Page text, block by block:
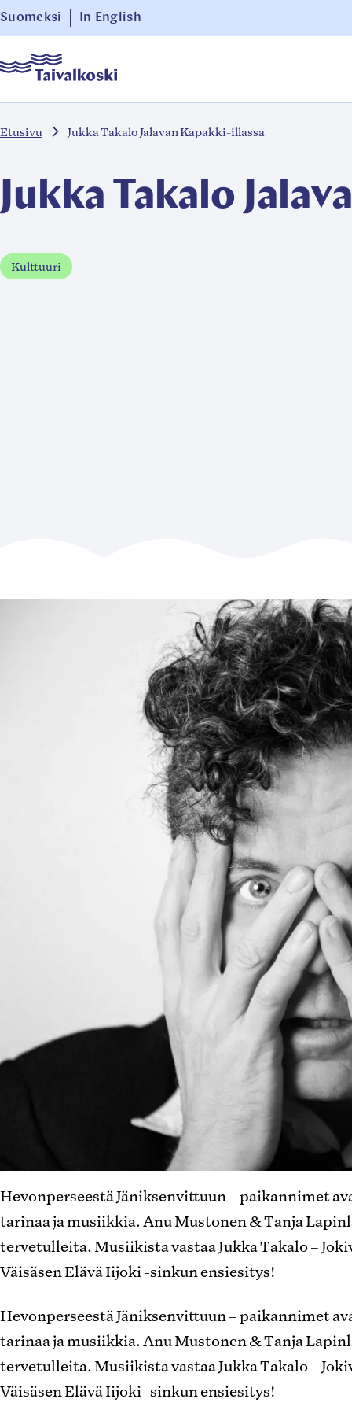
Siirry
sisältöön
Suomeksi In English
Taivalkoski
Etusivu Jukka Takalo Jalavan Kapakki-illassa
Jukka Takalo
Kulttuuri
Hevonperseestä Jäniksenvittuun – paikannimet
tarinaa ja musiikkia. Anu Mustonen & Tanja
tervetulleita. Musiikista vastaa Jukka Takalo –
Väisäsen Elävä Iijoki -sinkun ensiesitys!
Hevonperseestä Jäniksenvittuun – paikannimet
tarinaa ja musiikkia. Anu Mustonen & Tanja
tervetulleita. Musiikista vastaa Jukka Takalo –
Väisäsen Elävä Iijoki -sinkun ensiesitys!